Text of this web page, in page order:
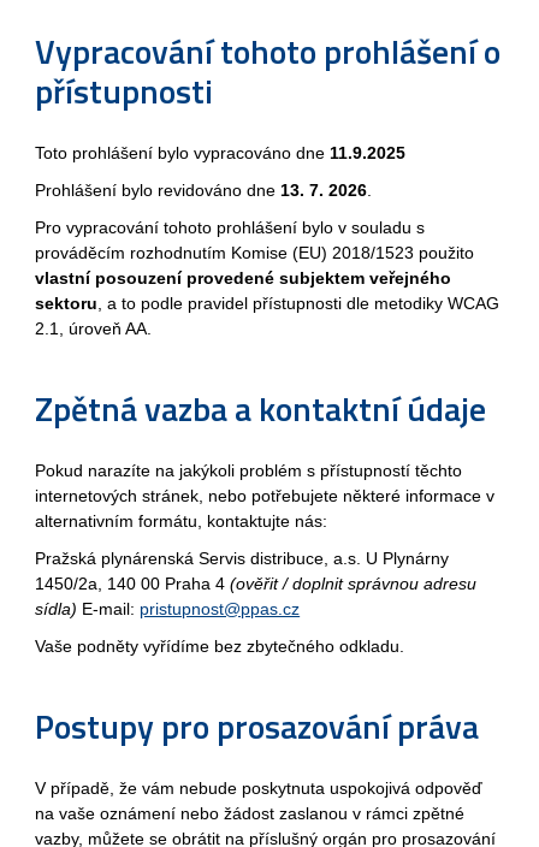
Vypracování tohoto prohlášení o
přístupnosti
Toto prohlášení bylo vypracováno dne 11.9.2025
Prohlášení bylo revidováno dne 13. 7. 2026
Pro vypracování tohoto prohlášení bylo v souladu s
prováděcím rozhodnutím Komise (EU) 2018/1523 použito
vlastní posouzení provedené subjektem veřejného
sektoru , a to podle pravidel přístupnosti dle metodiky WCAG
2.1, úroveň AA.
Zpětná vazba a kontaktní údaje
Pokud narazíte na jakýkoli problém s přístupností těchto
internetových stránek, nebo potřebujete některé informace v
alternativním formátu, kontaktujte nás:
Pražská plynárenská Servis distribuce, a.s. U Plynárny
1450/2a, 140 00 Praha 4(ověřit / doplnit správnou adresu
sídla) E-mail: pristupnost@ppas.cz
Vaše podněty vyřídíme bez zbytečného odkladu.
Postupy pro prosazování práva
V případě, že vám nebude poskytnuta uspokojivá odpověď
na vaše oznámení nebo žádost zaslanou v rámci zpětné
vazby, můžete se obrátit na příslušný orgán pro prosazování